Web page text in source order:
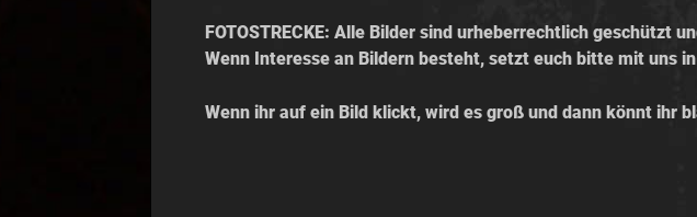
FOTOSTRECKE: Alle Bilder sind urheberrechtlich geschützt
Wenn Interesse an Bildern besteht, setzt euch bitte mit uns
Wenn ihr auf ein Bild klickt, wird es groß und dann könnt ihr